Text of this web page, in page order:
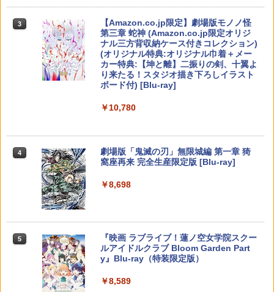
Nintendo Switch 2 Edition
￥7,680
任天堂 【Switch2】ゼルダの伝説 ブレス
オブ ザ ワイルド Nintendo Switch 2 Ed
ition [NXS-P-AAAAH NSW2 ゼルダノデ
ンセツ ブレス オブ ザ ワイルド]
￥7,710
鬼武者 Way of the Sword 【Switch2】
POT-P-ABNMA
￥6,526
【特典】MARVEL Tōkon: Fighting So
uls(【早期購入封入特典】ロビーのアイ
【特典】トゥームレイダー：レガシー・
典】コスチューム「ララ・クロフト・サ
￥7,012
3
Nintendo Switch2 専用 スリムハードポ
ーチ 収納ケース ハードケース ポーチ 収
納バッグ 耐衝撃 スイッチ2 キャリングケ
ース 軽量 ◇ALW-PU-001
￥1,680
ションパス（ダウンロード版）※3,200
￥4,400
ロゲーム互換機 )（ コントローラーアダ
プターセット ）CY-RF-RW HDMI出力 ど
こでもセーブ 互換機種 FC SFC SNES G
B GBC GBA MD GEN PCE TG-16 PCE
SG
￥25,300
プリート 初回限定版 PS3版「ファイ
ナルファンタジーXIII」体験版・スリー
ブケース付 / アニメ
￥540
【中古】うどんの国の金色毛鞠 第一巻/
Blu−ray Disc/VPXY-71489
【送料無料】劇場版「鬼滅の刃」無限城
編 第一章 猗窩座再来(通常版)【Blu-ra
￥4,400
3 Nintendo Switch 2(日本語・国内専用)
￥55,491
ニンテンドープリペイド番号 9000円|オ
ンラインコード版
￥9,000
ニンテンドープリペイド番号 5000円|オ
ンラインコード版
3
【純正品】ディスクドライブ(CFI-ZDD1
J) PlayStation 5
￥11,849
トローラー ミッドナイト ブラック(CFI-
【純正品】DualSense ワイヤレスコン
￥10,737
3
￥8,020
【純正品】Xbox 充電式バッテリー + US
B-C ケーブル
￥2,618
【国内正規品】Thrustmaster スラスト
S5、PS5 Pro、Xbox One、Xbox Serie
￥14,141
3
【Amazon.co.jp限定】劇場版モノノ怪
第三章 蛇神 (Amazon.co.jp限定オリジ
ナル三方背収納ケース付きコレクション)
(オリジナル特典:オリジナル巾着＋メー
カー特典:【坤と離】二振りの剣、十翼よ
り来たる！スタジオ描き下ろしイラスト
ボード付) [Blu-ray]
￥10,780
4
劇場版「鬼滅の刃」無限城編 第一章 猗
窩座再来 完全生産限定版 [Blu-ray]
￥8,698
5
『映画 ラブライブ！蓮ノ空女学院スクー
ルアイドルクラブ Bloom Garden Part
y』Blu-ray（特装限定版）
￥8,589